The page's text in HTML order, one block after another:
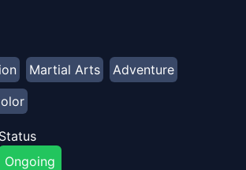
playlist?
usIkb4aV>
Martial Arts
Adventure
Status
Ongoing